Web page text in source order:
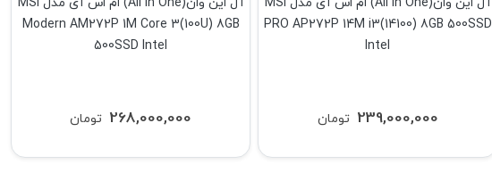
PRO AP272P 14M i3(14100) 8GB 500SSD
Intel
تومان 239,000,000
Modern AM272P 1M Core 3(100U) 8GB
500SSD Intel
تومان 268,000,000